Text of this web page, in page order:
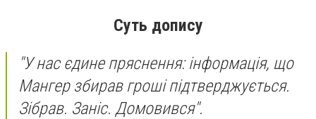
Суть допису
"У нас єдине пряснення: інформація, що
Мангер збирав гроші підтверджується.
Зібрав. Заніс. Домовився".